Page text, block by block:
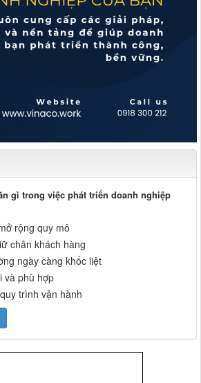
gì trong việc phát triển doanh nghiệp
rộng quy mô
chân khách hàng
ngày càng khốc liệt
và phù hợp
trình vận hành